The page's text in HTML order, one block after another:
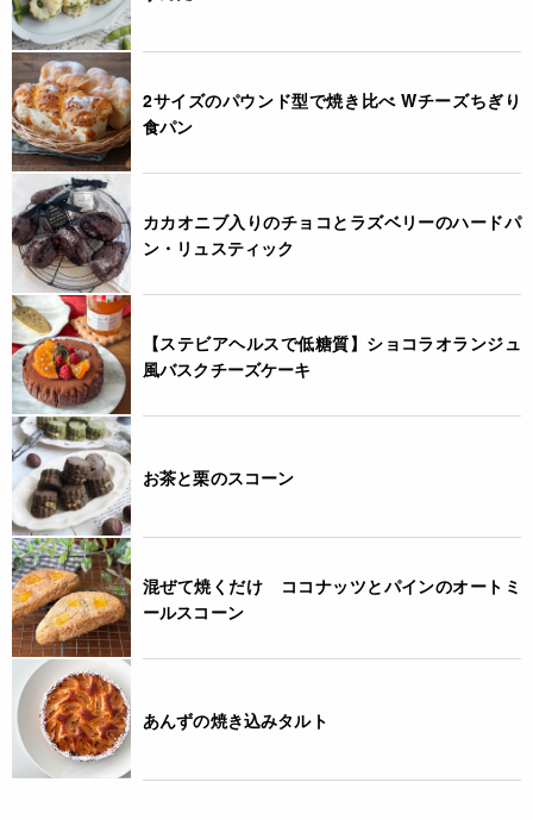
2サイズのパウンド型で焼き比べ Wチーズちぎり
食パン
カカオニブ入りのチョコとラズベリーのハードパ
ン・リュスティック
【ステビアヘルスで低糖質】ショコラオランジュ
風バスクチーズケーキ
お茶と栗のスコーン
混ぜて焼くだけ ココナッツとパインのオートミ
ールスコーン
あんずの焼き込みタルト